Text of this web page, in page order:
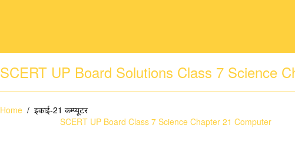
SCERT UP Board Solutions Class 7 Science
Home / इकाई-21 कम्प्यूटर
SCERT UP Board Class 7 Science Chapter 21 Computer